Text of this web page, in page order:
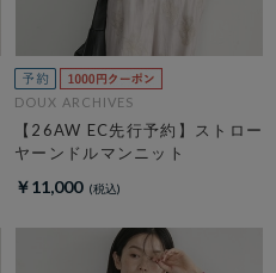
DOUX ARCHIVES
【26AW EC先行予約】ストロー
ヤーンドルマンニット
￥11,000